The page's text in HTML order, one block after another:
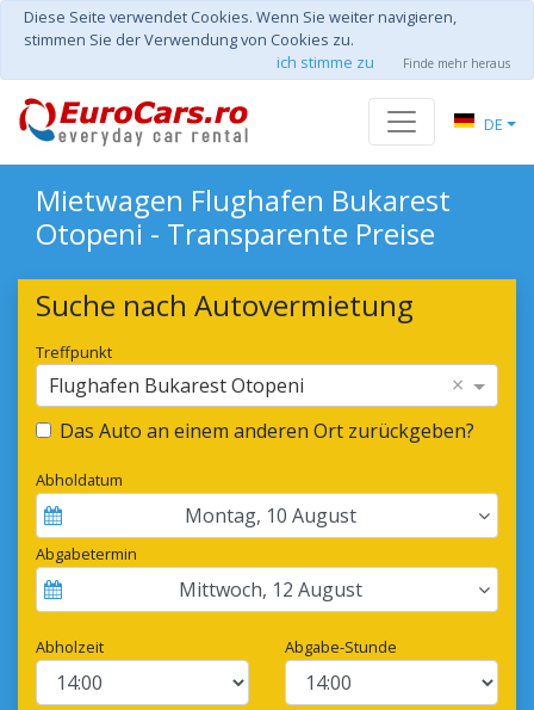
Diese Seite verwendet Cookies. Wenn Sie weiter navigieren,
stimmen Sie der Verwendung von Cookies zu.
ich stimme zu
Finde mehr heraus
DE
Mietwagen Flughafen Bukarest
Otopeni - Transparente Preise
Suche nach Autovermietung
Treffpunkt
Flughafen Bukarest Otopeni ×
Das Auto an einem anderen Ort zurückgeben?
Abholdatum
Montag, 10 August
Abgabetermin
Mittwoch, 12 August
Abholzeit Abgabe-Stunde